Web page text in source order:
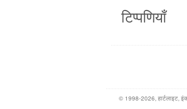
टिप्पणियाँ
© 1998-2026, हार्टलाइट,